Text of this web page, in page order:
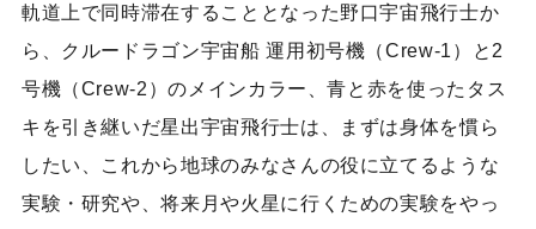
軌道上で同時滞在することとなった野口宇宙飛行士か
ら、クルードラゴン宇宙船 運用初号機（Crew-1）と2
号機（Crew-2）のメインカラー、青と赤を使ったタス
キを引き継いだ星出宇宙飛行士は、まずは身体を慣ら
したい、これから地球のみなさんの役に立てるような
実験・研究や、将来月や火星に行くための実験をやっ